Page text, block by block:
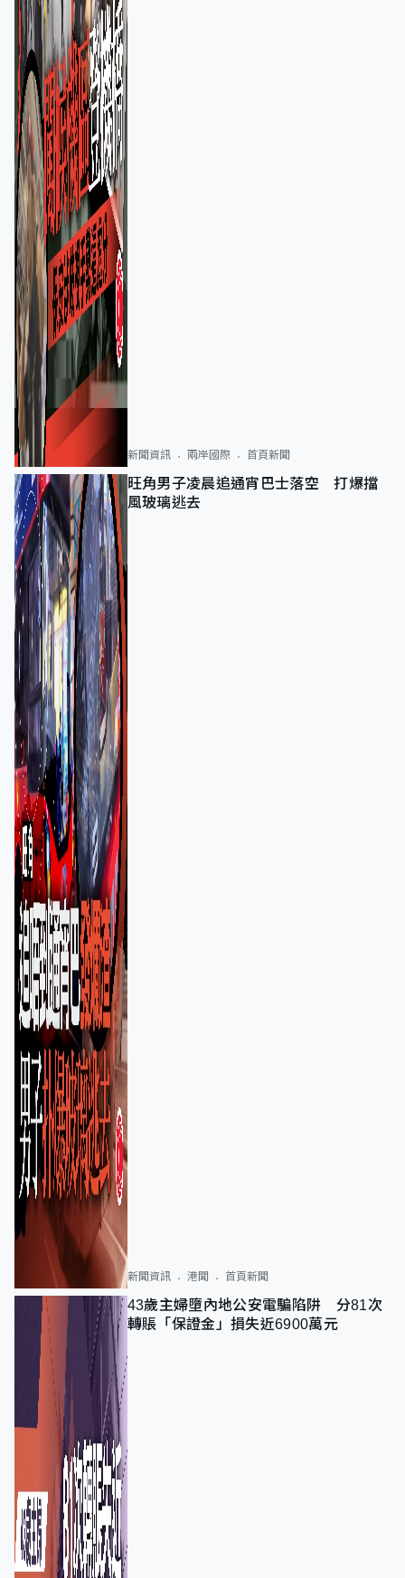
新聞資訊 兩岸國際 首頁新聞
旺角男子凌晨追通宵巴士落空 打爆擋
風玻璃逃去
新聞資訊 港聞 首頁新聞
43歲主婦墮內地公安電騙陷阱 分81次
轉賬「保證金」損失近6900萬元